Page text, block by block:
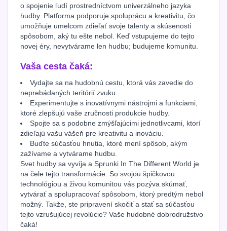
o spojenie ľudí prostredníctvom univerzálneho jazyka
hudby. Platforma podporuje spoluprácu a kreativitu, čo
umožňuje umelcom zdieľať svoje talenty a skúsenosti
spôsobom, aký tu ešte nebol. Keď vstupujeme do tejto
novej éry, nevytvárame len hudbu; budujeme komunitu.
Vaša cesta čaká:
Vydajte sa na hudobnú cestu, ktorá vás zavedie do
neprebádaných teritórií zvuku.
Experimentujte s inovatívnymi nástrojmi a funkciami,
ktoré zlepšujú vaše zručnosti produkcie hudby.
Spojte sa s podobne zmýšľajúcimi jednotlivcami, ktorí
zdieľajú vašu vášeň pre kreativitu a inováciu.
Buďte súčasťou hnutia, ktoré mení spôsob, akým
zažívame a vytvárame hudbu.
Svet hudby sa vyvíja a Sprunki In The Different World je
na čele tejto transformácie. So svojou špičkovou
technológiou a živou komunitou vás pozýva skúmať,
vytvárať a spolupracovať spôsobom, ktorý predtým nebol
možný. Takže, ste pripravení skočiť a stať sa súčasťou
tejto vzrušujúcej revolúcie? Vaše hudobné dobrodružstvo
čaká!